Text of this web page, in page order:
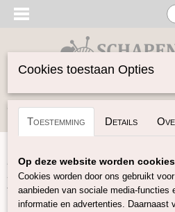
Inloggen Registreren
Home>Vilten>Kleuren-sets>
19 micron kleurenset 2
Cookies toestaan Opties
Toestemming Details
Op deze website worden
Cookies worden door ons gebruikt
aanbieden van sociale media-functies
informatie en advertenties. Daarnaast